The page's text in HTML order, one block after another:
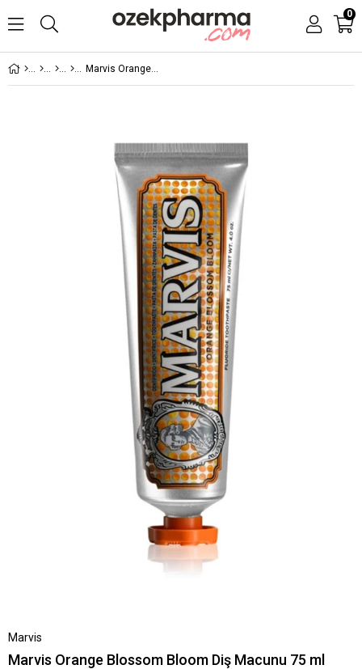
0
Marvis Orange Blossom Bloom Diş Macunu 75 ml
Marvis
Marvis Orange Blossom Bloom Diş Macunu 75 ml